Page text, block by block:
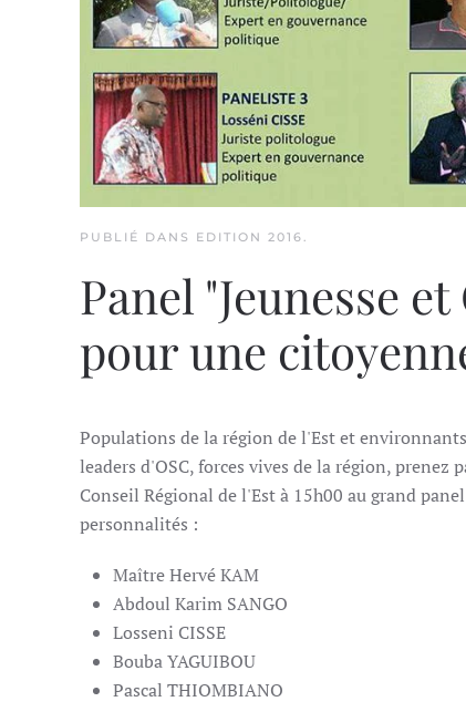
PUBLIÉ DANS EDITION 2016.
Panel "Jeunesse
pour une
Populations de la région de l'Est et
leaders d'OSC, forces vives de la région, prenez
Conseil Régional de l'Est à 15h00 au grand
personnalités :
Maître Hervé KAM
Abdoul Karim SANGO
Losseni CISSE
Bouba YAGUIBOU
Pascal THIOMBIANO